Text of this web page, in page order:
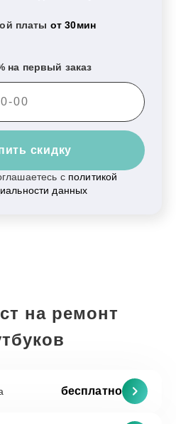
платы от 30мин
на первый заказ
скидку
с политикой
данных
на ремонт
бесплатно